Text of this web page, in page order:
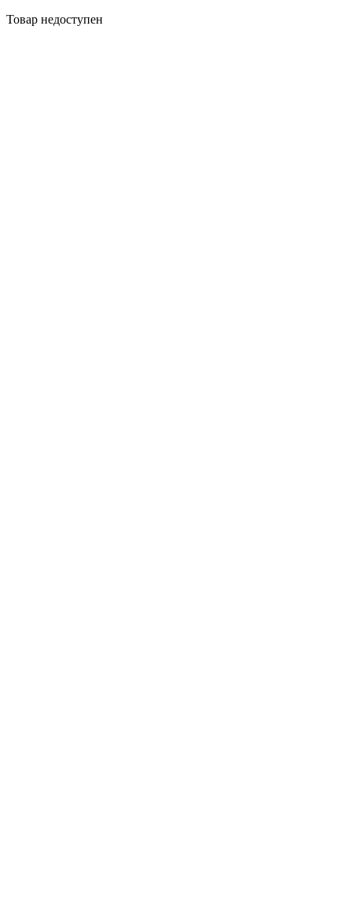
Товар недоступен